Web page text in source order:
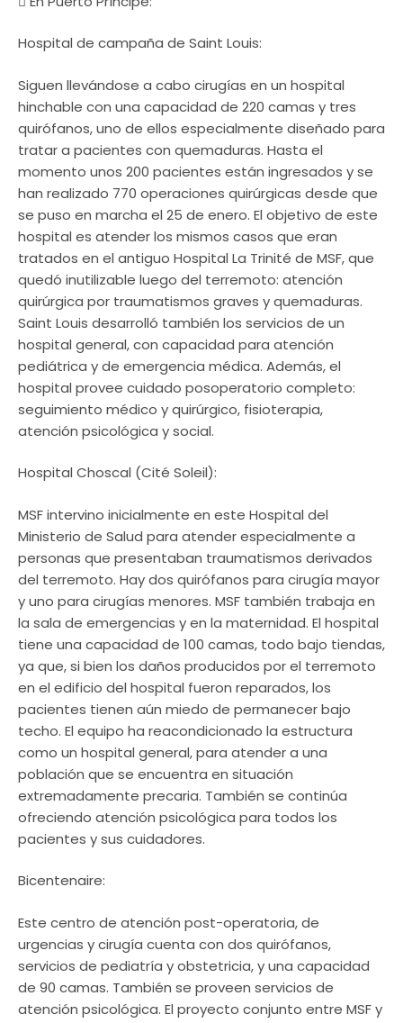
Hospital de campaña de Saint Louis:
Siguen llevándose a cabo cirugías en un hospital
hinchable con una capacidad de 220 camas y tres
quirófanos, uno de ellos especialmente diseñado para
tratar a pacientes con quemaduras. Hasta el
momento unos 200 pacientes están ingresados y se
han realizado 770 operaciones quirúrgicas desde que
se puso en marcha el 25 de enero. El objetivo de este
hospital es atender los mismos casos que eran
tratados en el antiguo Hospital La Trinité de MSF, que
quedó inutilizable luego del terremoto: atención
quirúrgica por traumatismos graves y quemaduras.
Saint Louis desarrolló también los servicios de un
hospital general, con capacidad para atención
pediátrica y de emergencia médica. Además, el
hospital provee cuidado posoperatorio completo:
seguimiento médico y quirúrgico, fisioterapia,
atención psicológica y social.
Hospital Choscal (Cité Soleil):
MSF intervino inicialmente en este Hospital del
Ministerio de Salud para atender especialmente a
personas que presentaban traumatismos derivados
del terremoto. Hay dos quirófanos para cirugía mayor
y uno para cirugías menores. MSF también trabaja en
la sala de emergencias y en la maternidad. El hospital
tiene una capacidad de 100 camas, todo bajo tiendas,
ya que, si bien los daños producidos por el terremoto
en el edificio del hospital fueron reparados, los
pacientes tienen aún miedo de permanecer bajo
techo. El equipo ha reacondicionado la estructura
como un hospital general, para atender a una
población que se encuentra en situación
extremadamente precaria. También se continúa
ofreciendo atención psicológica para todos los
pacientes y sus cuidadores.
Bicentenaire:
Este centro de atención post-operatoria, de
urgencias y cirugía cuenta con dos quirófanos,
servicios de pediatría y obstetricia, y una capacidad
de 90 camas. También se proveen servicios de
atención psicológica. El proyecto conjunto entre MSF y